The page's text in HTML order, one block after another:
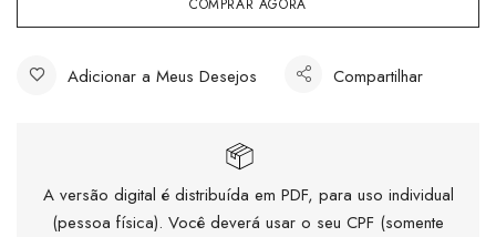
COMPRAR AGORA
Adicionar a Meus Desejos Compartilhar
A versão digital é distribuída em PDF, para uso individual
(pessoa física). Você deverá usar o seu CPF (somente